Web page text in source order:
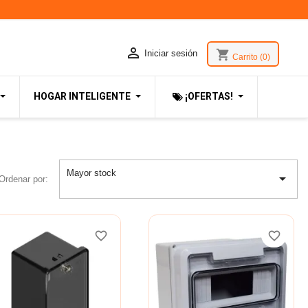
 Iniciar sesión shopping_cart Carrito (0)
HOGAR INTELIGENTE ¡OFERTAS!
por:
Mayor stock 
favorite_border
favorite_border favorite_border
favorite_border